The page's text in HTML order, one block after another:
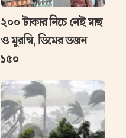
২০০ টাকার নিচে নেই মাছ
ও মুরগি, ডিমের ডজন
১৫০